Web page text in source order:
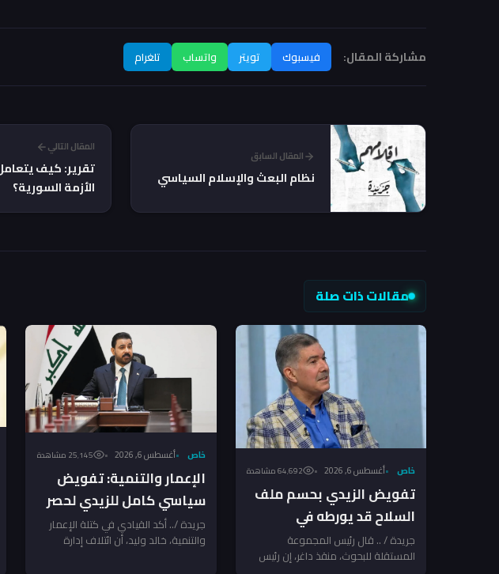
مشاركة المقال: فيسبوك تويتر واتساب تلغرام
المقال السابق
نظام البعث والإسلام السياسي
المقال التالي
تقرير: كيف
الأزمة السورية؟
مقالات ذات صلة
خاص أغسطس 6, 2026 64٬692 مشاهدة
تفويض الزيدي بحسم ملف
السلاح قد يورطه في
مواجهة مع الفصائل
المرتبطة بإيران ـ منقذ داغر
جريدة / .. قال رئيس المجموعة
المستقلة للبحوث، منقذ داغر، إن رئيس
خاص أغسطس 6, 2026 25٬145 مشاهدة
الإعمار والتنمية: تفويض
سياسي كامل للزيدي لحصر
السلاح بعد أيلول.. ومكافحة
الإرهاب تنتظر المخالفين!
جريدة /.. أكد القيادي في كتلة الإعمار
والتنمية، خالد وليد، أن ائتلاف إدارة